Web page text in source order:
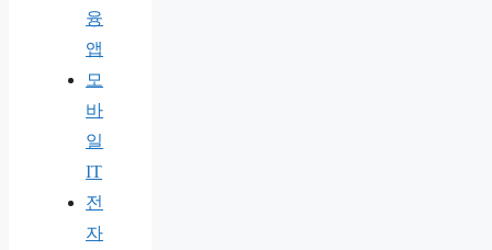
융
앱
모
바
일
IT
전
자